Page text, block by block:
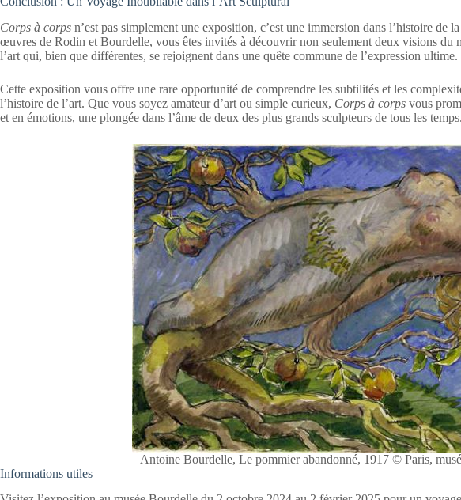
Corps à corps n’est pas simplement une exposition, c’est une immersion dans l’histoire de
œuvres de Rodin et Bourdelle, vous êtes invités à découvrir non seulement deux visions du
l’art qui, bien que différentes, se rejoignent dans une quête commune de l’expression ultime.
Cette exposition vous offre une rare opportunité de comprendre les subtilités et les
l’histoire de l’art. Que vous soyez amateur d’art ou simple curieux, Corps à corps vous
et en émotions, une plongée dans l’âme de deux des plus grands sculpteurs de tous les temps.
Antoine Bourdelle, Le pommier abandonné, 1917 © Paris,
Informations utiles